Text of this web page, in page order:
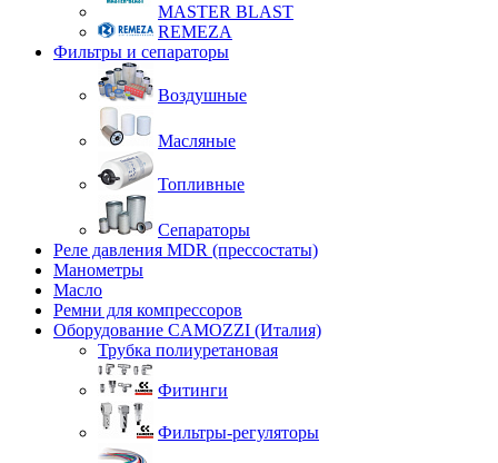
MASTER BLAST
REMEZA
Фильтры и сепараторы
Воздушные
Масляные
Топливные
Сепараторы
Реле давления MDR (прессостаты)
Манометры
Масло
Ремни для компрессоров
Оборудование CAMOZZI (Италия)
Трубка полиуретановая
Фитинги
Фильтры-регуляторы